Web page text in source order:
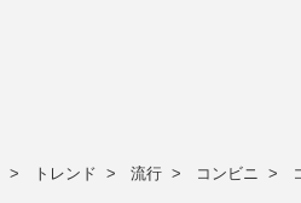
トレンド 流行 コンビニ